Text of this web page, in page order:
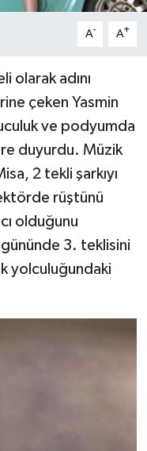
A- A+
olarak adını
çeken Yasmin
ve podyumda
duyurdu. Müzik
2 tekli şarkıyı
rüştünü
olduğunu
3. teklisini
yolculuğundaki